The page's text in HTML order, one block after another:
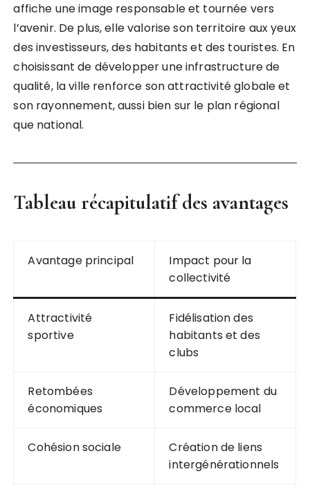
affiche une image responsable et tournée vers
l’avenir. De plus, elle valorise son territoire aux yeux
des investisseurs, des habitants et des touristes. En
choisissant de développer une infrastructure de
qualité, la ville renforce son attractivité globale et
son rayonnement, aussi bien sur le plan régional
que national.
Tableau récapitulatif des avantages
Avantage principal
Impact pour la
collectivité
Attractivité
sportive
Fidélisation des
habitants et des
clubs
Retombées
économiques
Développement du
commerce local
Cohésion sociale
Création de liens
intergénérationnels